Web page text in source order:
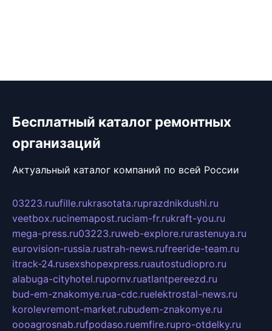
Бесплатный каталог ремонтных
организаций
Актуальный каталог компаний по всей России
03223.ruufille.rukrasotata.ruprazdnikdushi.ru
veetbox.rucinemapost.ruciam-fr.rukraft-you.ru
mega-press.ru03223.ruweb-explore.rurastenuya.ru
eurovision-russia.rustrah-news.rufreeride-team.ru
itrack-24.rusexshopexpress.ruautostudiopro.ru
alabuga-cityhotel.rupornv.ruatlantpereezd.ru
bud-em-znakomye.rua-cdc.ruelektrostal-news.ru
korolevremont-market.rubudem-znakomye.ru
oooagrosnab.rufpodaso.ruemfire.rupro-otdelky.ru